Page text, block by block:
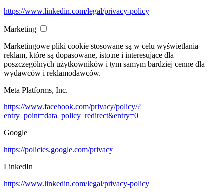
https://www.linkedin.com/legal/privacy-policy
Marketing
Marketingowe pliki cookie stosowane są w celu wyświetlania
reklam, które są dopasowane, istotne i interesujące dla
poszczególnych użytkowników i tym samym bardziej cenne dla
wydawców i reklamodawców.
Meta Platforms, Inc.
https://www.facebook.com/privacy/policy/?
entry_point=data_policy_redirect&entry=0
Google
https://policies.google.com/privacy
LinkedIn
https://www.linkedin.com/legal/privacy-policy